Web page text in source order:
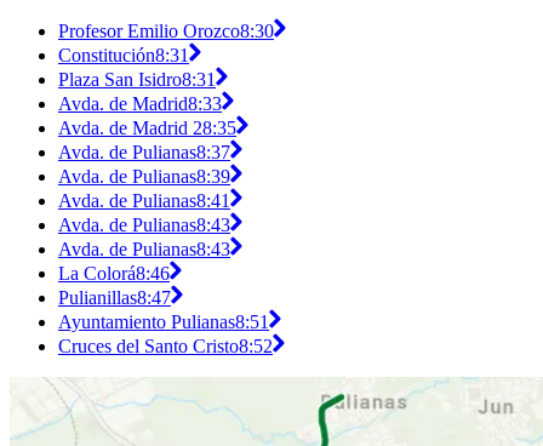
Profesor Emilio Orozco8:30
Constitución8:31
Plaza San Isidro8:31
Avda. de Madrid8:33
Avda. de Madrid 28:35
Avda. de Pulianas8:37
Avda. de Pulianas8:39
Avda. de Pulianas8:41
Avda. de Pulianas8:43
Avda. de Pulianas8:43
La Colorá8:46
Pulianillas8:47
Ayuntamiento Pulianas8:51
Cruces del Santo Cristo8:52